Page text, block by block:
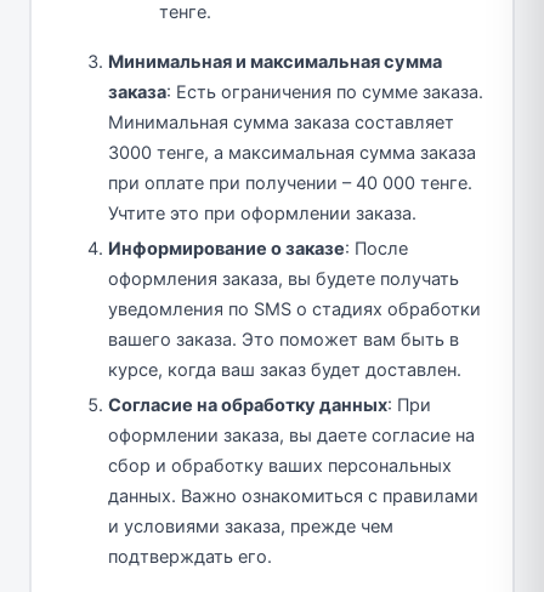
тенге.
Минимальная и максимальная сумма
заказа: Есть ограничения по сумме заказа.
Минимальная сумма заказа составляет
3000 тенге, а максимальная сумма заказа
при оплате при получении – 40 000 тенге.
Учтите это при оформлении заказа.
Информирование о заказе: После
оформления заказа, вы будете получать
уведомления по SMS о стадиях обработки
вашего заказа. Это поможет вам быть в
курсе, когда ваш заказ будет доставлен.
Согласие на обработку данных: При
оформлении заказа, вы даете согласие на
сбор и обработку ваших персональных
данных. Важно ознакомиться с правилами
и условиями заказа, прежде чем
подтверждать его.